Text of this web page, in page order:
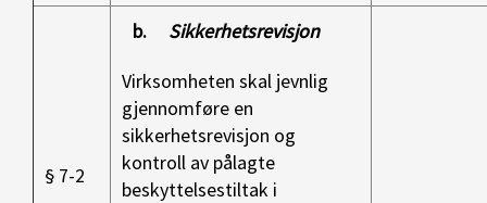
§ 7-2
b.
Sikkerhetsrevisjon
Virksomheten skal jevnlig
gjennomføre en
sikkerhetsrevisjon og
kontroll av pålagte
beskyttelsestiltak i